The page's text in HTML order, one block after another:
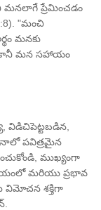
మనలాగే ప్రేమించడం
"మంచి
మనకు
కానీ మన సహాయం
విడిచిపెట్టబడిన,
పవిత్రమైన
ముఖ్యంగా
మరియు ప్రభావ
విమోచన శక్తిగా